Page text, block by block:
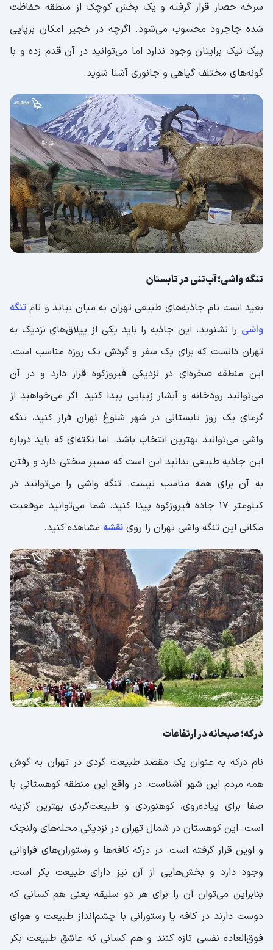
سرخه حصار قرار گرفته و یک بخش کوچک از منطقه حفاظت
شده جاجرود محسوب می‌شود. اگرچه در خجیر امکان برپایی
پیک نیک برایتان وجود ندارد اما می‌توانید در آن قدم زده و با
گونه‌های مختلف گیاهی و جانوری آشنا شوید.
تنگه واشی؛ آب‌تنی در تابستان
بعید است نام جاذبه‌های طبیعی تهران به میان بیاید و نام تنگه
واشی را نشنوید. این جاذبه را باید یکی از ییلاق‌های نزدیک به
تهران دانست که برای یک سفر و گردش یک روزه مناسب است.
این منطقه صخره‌ای در نزدیکی فیروزکوه قرار دارد و در آن
می‌توانید رودخانه و آبشار زیبایی پیدا کنید. اگر می‌خواهید از
گرمای یک روز تابستانی در شهر شلوغ تهران فرار کنید، تنگه
واشی می‌توانید بهترین انتخاب باشد. اما نکته‌ای که باید درباره
این جاذبه طبیعی بدانید این است که مسیر سختی دارد و رفتن
به آن برای همه مناسب نیست. تنگه واشی را می‌توانید در
کیلومتر 17 جاده فیروزکوه پیدا کنید. شما می‌توانید موقعیت
مکانی این تنگه واشی تهران را روی نقشه مشاهده کنید.
درکه؛ صبحانه در ارتفاعات
نام درکه به عنوان یک مقصد طبیعت گردی در تهران به گوش
همه مردم این شهر آشناست. در واقع این منطقه کوهستانی با
صفا برای پیاده‌روی، کوهنوردی و طبیعت‌گردی بهترین گزینه
است. این کوهستان در شمال تهران در نزدیکی محله‌های ولنجک
و اوین قرار گرفته است. در درکه کافه‌ها و رستوران‌های فراوانی
وجود دارد و بخش‌هایی از آن نیز دارای طبیعت بکر است.
بنابراین می‌توان آن را برای هر دو سلیقه یعنی هم کسانی که
دوست دارند در کافه یا رستورانی با چشم‌انداز طبیعت و هوای
فوق‌العاده نفسی تازه کنند و هم کسانی که عاشق طبیعت بکر